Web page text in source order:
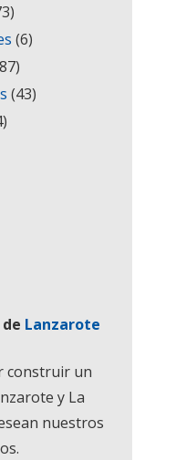
(6)
(43)
Lanzarote
construir un
y La
nuestros